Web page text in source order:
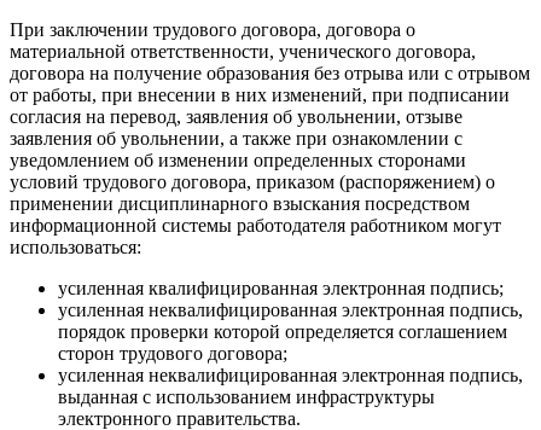
При заключении трудового договора, договора о
материальной ответственности, ученического договора,
договора на получение образования без отрыва или с отрывом
от работы, при внесении в них изменений, при подписании
согласия на перевод, заявления об увольнении, отзыве
заявления об увольнении, а также при ознакомлении с
уведомлением об изменении определенных сторонами
условий трудового договора, приказом (распоряжением) о
применении дисциплинарного взыскания посредством
информационной системы работодателя работником могут
использоваться:
усиленная квалифицированная электронная подпись;
усиленная неквалифицированная электронная подпись,
порядок проверки которой определяется соглашением
сторон трудового договора;
усиленная неквалифицированная электронная подпись,
выданная с использованием инфраструктуры
электронного правительства.